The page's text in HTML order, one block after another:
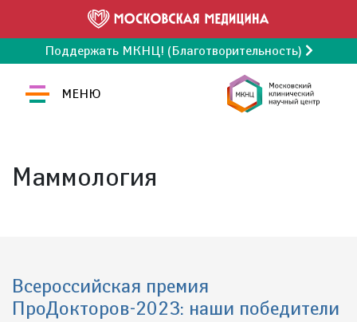
Поддержать МКНЦ! (Благотворительность)
МЕНЮ
Маммология
Всероссийская премия
ПроДокторов-2023: наши победители